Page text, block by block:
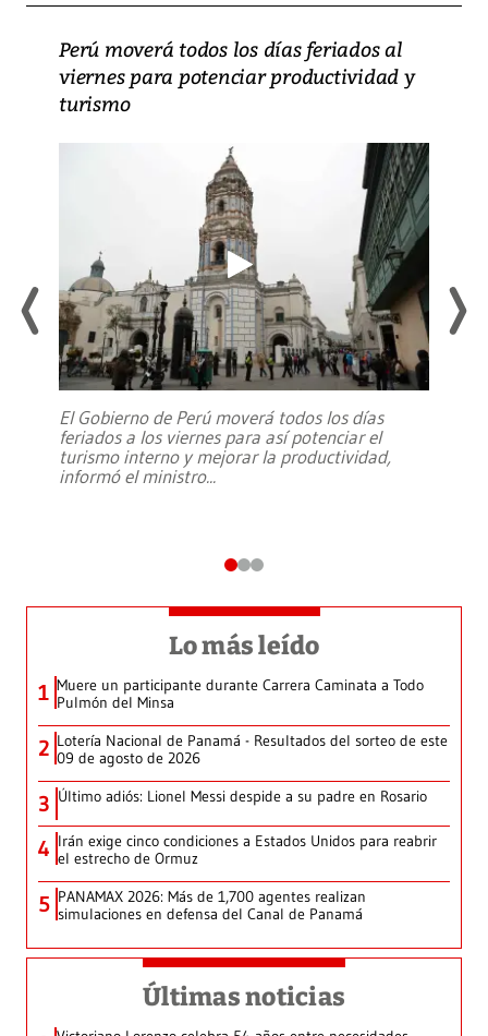
Perú moverá todos los días feriados al
viernes para potenciar productividad y
turismo
El Gobierno de Perú moverá todos los días
feriados a los viernes para así potenciar el
turismo interno y mejorar la productividad,
informó el ministro...
Lo más leído
1 Muere un participante durante Carrera Caminata a Todo
Pulmón del Minsa
2 Lotería Nacional de Panamá - Resultados del sorteo de este
09 de agosto de 2026
3 Último adiós: Lionel Messi despide a su padre en Rosario
4 Irán exige cinco condiciones a Estados Unidos para reabrir
el estrecho de Ormuz
5 PANAMAX 2026: Más de 1,700 agentes realizan
simulaciones en defensa del Canal de Panamá
Últimas noticias